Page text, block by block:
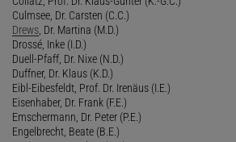
Culmsee, Dr. Carsten (C.C.)
Drews , Dr. Martina (M.D.)
Drossé, Inke (I.D.)
Duell-Pfaff, Dr. Nixe (N.D.)
Duffner, Dr. Klaus (K.D.)
Eibl-Eibesfeldt, Prof. Dr. Irenäus (I.E.)
Eisenhaber, Dr. Frank (F.E.)
Emschermann, Dr. Peter (P.E.)
Engelbrecht, Beate (B.E.)